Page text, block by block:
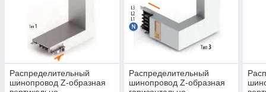
Распределительный
шинопровод Z-образная
Распределительный
шинопровод Z-образная